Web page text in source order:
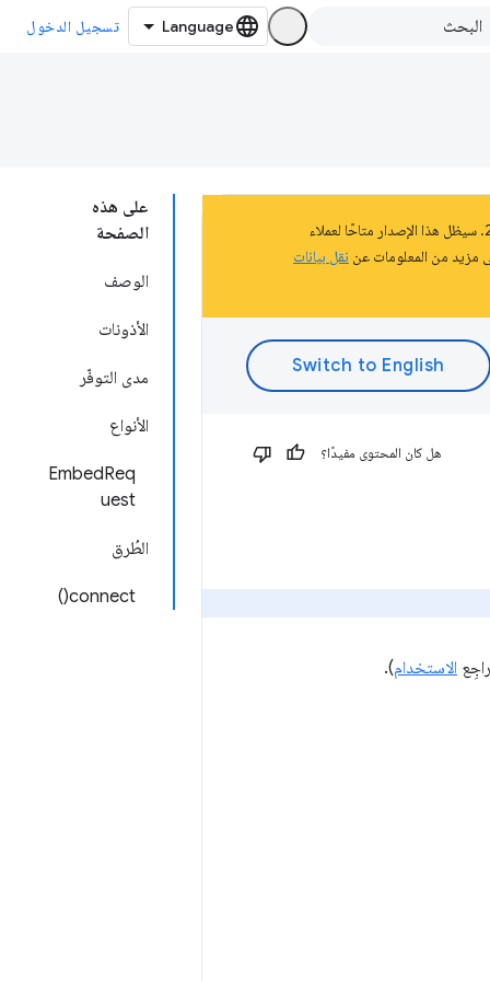
تسجيل الدخول
على هذه
الصفحة
الوصف
الأذونات
مدى التوفّر
الأنواع
EmbedReq
uest
الطُرق
connect()
تشكّل هذه الصفحة جزءًا من المستندات المتعلّقة بالنظام الأساسي لتطبيقات Chrome الذي تم إيقافه في عام 2020. سيظل هذا الإصدار متاحًا لعملاء
نقل بيانات
هل كان المحتوى مفيدًا؟
الاستخدام).